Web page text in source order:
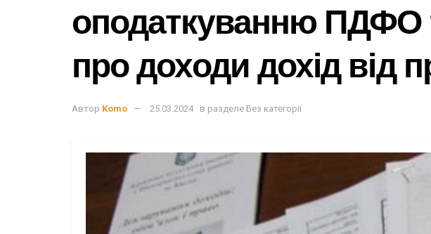
оподаткуванню ПДФО
про доходи дохід від
Автор Komo 25.03.2024 в разделе Без категорії